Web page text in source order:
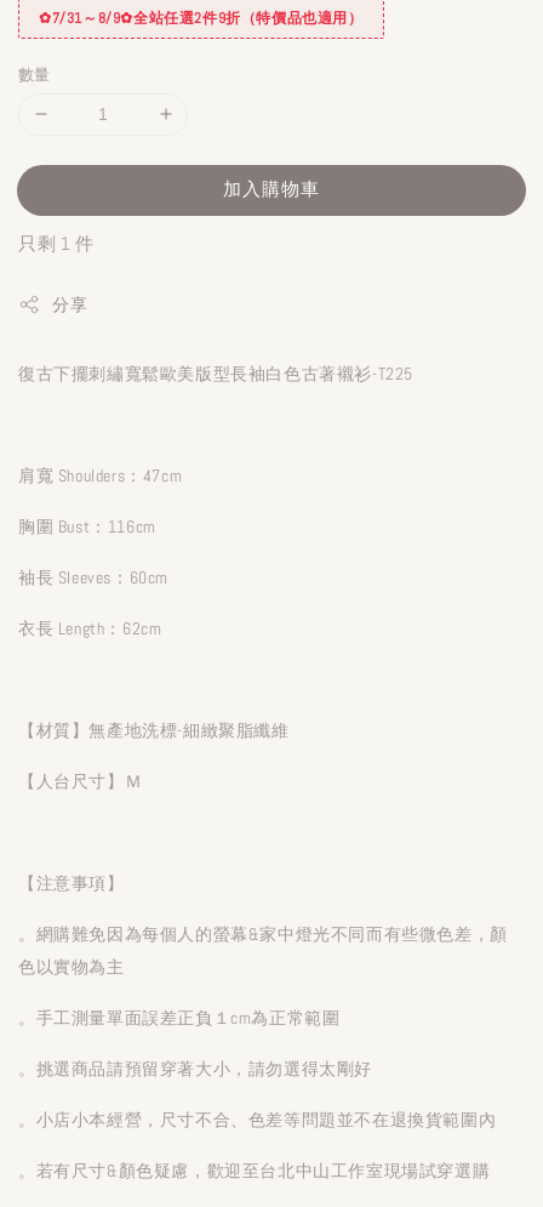
✿7/31～8/9✿全站任選2件9折（特價品也適用）
數量
加入購物車
只剩 1 件
分享
復古下擺刺繡寬鬆歐美版型長袖白色古著襯衫-T225
肩寬 Shoulders：47cm
胸圍 Bust：116cm
袖長 Sleeves：60cm
衣長 Length：62cm
【材質】無產地洗標-細緻聚脂纖維
【人台尺寸】Ｍ
【注意事項】
。網購難免因為每個人的螢幕&家中燈光不同而有些微色差，顏
色以實物為主
。手工測量單面誤差正負１cm為正常範圍
。挑選商品請預留穿著大小，請勿選得太剛好
。小店小本經營，尺寸不合、色差等問題並不在退換貨範圍內
。若有尺寸&顏色疑慮，歡迎至台北中山工作室現場試穿選購